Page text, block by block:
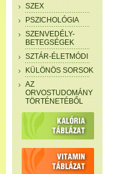
SZEX
PSZICHOLÓGIA
SZENVEDÉLY-
BETEGSÉGEK
SZTÁR-ÉLETMÓDI
KÜLÖNÖS SORSOK
AZ
ORVOSTUDOMÁNY
TÖRTÉNETÉBŐL